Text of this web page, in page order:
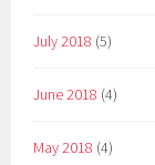
July 2018 (5)
June 2018 (4)
May 2018 (4)